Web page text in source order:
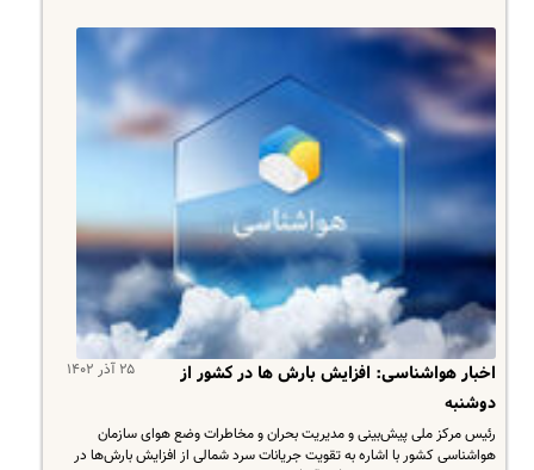
۲۵ آذر ۱۴۰۲
اخبار هواشناسی: افزایش بارش ها در کشور از
دوشنبه
رئیس مرکز ملی پیش‌بینی و مدیریت بحران و مخاطرات وضع هوای سازمان
هواشناسی کشور با اشاره به تقویت جریانات سرد شمالی از افزایش بارش‌ها در